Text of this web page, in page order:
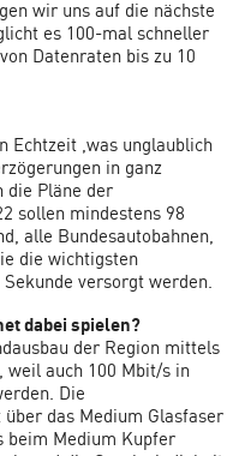
wir uns auf die nächste
es 100-mal schneller
Datenraten bis zu 10
Echtzeit ,was unglaublich
in ganz
die Pläne der
sollen mindestens 98
alle Bundesautobahnen,
die wichtigsten
versorgt werden.
dabei spielen?
der Region mittels
weil auch 100 Mbit/s in
Die
das Medium Glasfaser
beim Medium Kupfer